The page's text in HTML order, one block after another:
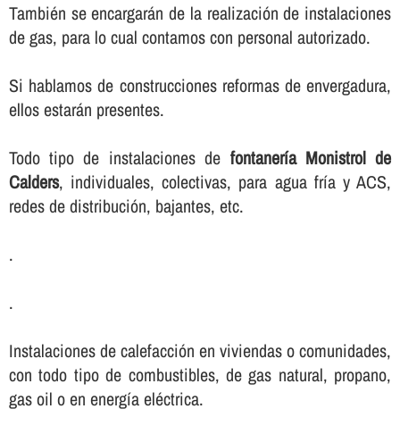
También se encargarán de la realización de instalaciones
de gas, para lo cual contamos con personal autorizado.
Si hablamos de construcciones reformas de envergadura,
ellos estarán presentes.
Todo tipo de instalaciones de fontanerí­a Monistrol de
Calders, individuales, colectivas, para agua frí­a y ACS,
redes de distribución, bajantes, etc.
.
.
Instalaciones de calefacción en viviendas o comunidades,
con todo tipo de combustibles, de gas natural, propano,
gas oil o en energí­a eléctrica.